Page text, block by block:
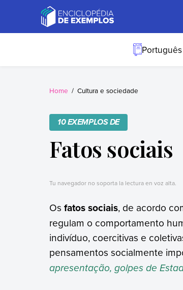
Exemplos
Precisa de
Home Cultura e sociedade
10 EXEMPLOS DE
Fatos sociais
Tu navegador no soporta la lectura en voz alta.
Os fatos sociais, de acordo
regulam o comportamento
indivíduo, coercitivas e
pensamentos socialmente
apresentação, golpes de